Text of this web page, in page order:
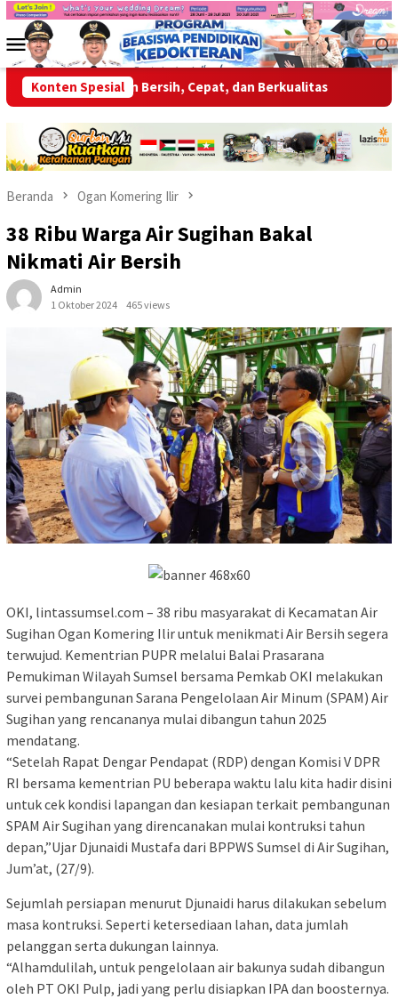
Loncat
kontenMenu
Mobile
Konten Spesial
Layanan Bersih, Cepat, dan Berkualitas Wabup OKU
Beranda Ogan Komering Ilir
38 Ribu Warga Air Sugihan Bakal
Nikmati Air Bersih
Admin
1 Oktober 2024
465 views
OKI, lintassumsel.com – 38 ribu masyarakat di Kecamatan Air
Sugihan Ogan Komering Ilir untuk menikmati Air Bersih segera
terwujud. Kementrian PUPR melalui Balai Prasarana
Pemukiman Wilayah Sumsel bersama Pemkab OKI melakukan
survei pembangunan Sarana Pengelolaan Air Minum (SPAM) Air
Sugihan yang rencananya mulai dibangun tahun 2025
mendatang.
“Setelah Rapat Dengar Pendapat (RDP) dengan Komisi V DPR
RI bersama kementrian PU beberapa waktu lalu kita hadir disini
untuk cek kondisi lapangan dan kesiapan terkait pembangunan
SPAM Air Sugihan yang direncanakan mulai kontruksi tahun
depan,”Ujar Djunaidi Mustafa dari BPPWS Sumsel di Air Sugihan,
Jum’at, (27/9).
Sejumlah persiapan menurut Djunaidi harus dilakukan sebelum
masa kontruksi. Seperti ketersediaan lahan, data jumlah
pelanggan serta dukungan lainnya.
“Alhamdulilah, untuk pengelolaan air bakunya sudah dibangun
oleh PT OKI Pulp, jadi yang perlu disiapkan IPA dan boosternya.